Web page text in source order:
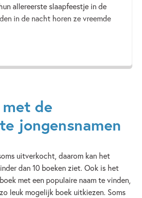
allereerste slaapfeestje in de
in de nacht horen ze vreemde
geschikt voor lezers die ook genieten
– lezen is leuk
de
jongensnamen
uitverkocht, daarom kan het
dan 10 boeken ziet. Ook is het
met een populaire naam te vinden,
leuk mogelijk boek uitkiezen. Soms